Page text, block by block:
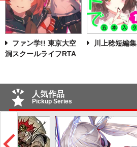
ファン学!! 東京大空
洞スクールライフRTA
川上稔短編集
へ
人気作品
Pickup Series